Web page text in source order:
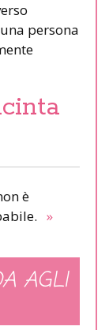
persona
è
»
AGLI